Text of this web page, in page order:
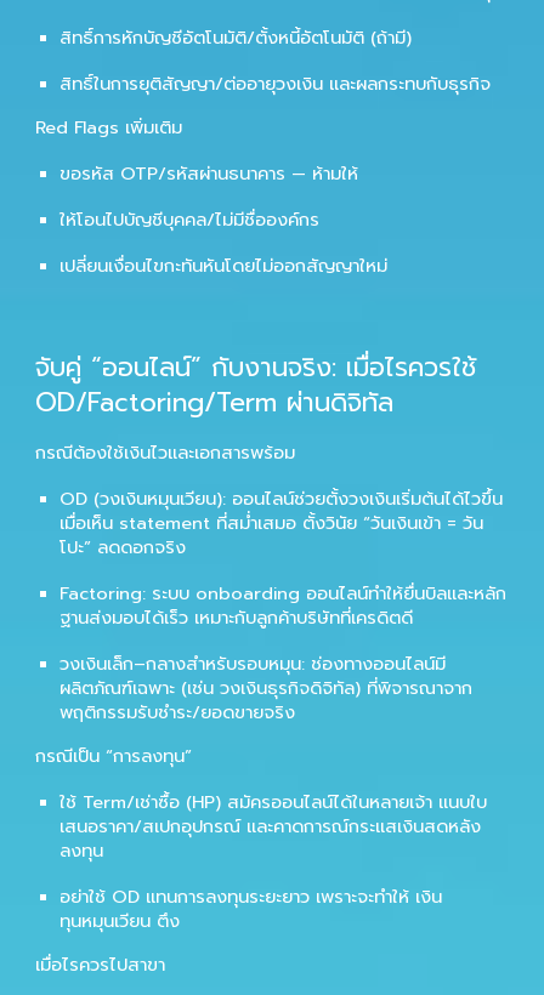
สิทธิ์การหักบัญชีอัตโนมัติ/ตั้งหนี้อัตโนมัติ (ถ้ามี)
สิทธิ์ในการยุติสัญญา/ต่ออายุวงเงิน และผลกระทบกับธุรกิจ
Red Flags เพิ่มเติม
ขอรหัส OTP/รหัสผ่านธนาคาร — ห้ามให้
ให้โอนไปบัญชีบุคคล/ไม่มีชื่อองค์กร
เปลี่ยนเงื่อนไขกะทันหันโดยไม่ออกสัญญาใหม่
จับคู่ “ออนไลน์” กับงานจริง: เมื่อไรควรใช้
OD/Factoring/Term ผ่านดิจิทัล
กรณีต้องใช้เงินไวและเอกสารพร้อม
OD (วงเงินหมุนเวียน): ออนไลน์ช่วยตั้งวงเงินเริ่มต้นได้ไวขึ้น
เมื่อเห็น statement ที่สม่ำเสมอ ตั้งวินัย “วันเงินเข้า = วัน
โปะ” ลดดอกจริง
Factoring: ระบบ onboarding ออนไลน์ทำให้ยื่นบิลและหลัก
ฐานส่งมอบได้เร็ว เหมาะกับลูกค้าบริษัทที่เครดิตดี
วงเงินเล็ก–กลางสำหรับรอบหมุน: ช่องทางออนไลน์มี
ผลิตภัณฑ์เฉพาะ (เช่น วงเงินธุรกิจดิจิทัล) ที่พิจารณาจาก
พฤติกรรมรับชำระ/ยอดขายจริง
กรณีเป็น “การลงทุน”
ใช้ Term/เช่าซื้อ (HP) สมัครออนไลน์ได้ในหลายเจ้า แนบใบ
เสนอราคา/สเปกอุปกรณ์ และคาดการณ์กระแสเงินสดหลัง
ลงทุน
อย่าใช้ OD แทนการลงทุนระยะยาว เพราะจะทำให้ เงิน
ทุนหมุนเวียน ตึง
เมื่อไรควรไปสาขา